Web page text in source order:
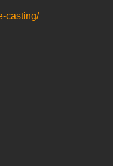
casting/